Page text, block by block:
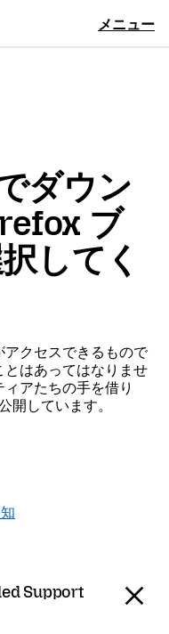
メニュー
ダウン
ブ
してく
クセスできるもので
はあってはなりませ
アたちの手を借り
しています。
Support